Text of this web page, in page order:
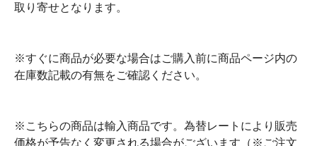
取り寄せとなります。
※すぐに商品が必要な場合はご購入前に商品ページ内の
在庫数記載の有無をご確認ください。
※こちらの商品は輸入商品です。為替レートにより販売
価格が予告なく変更される場合がございます（※ご注文